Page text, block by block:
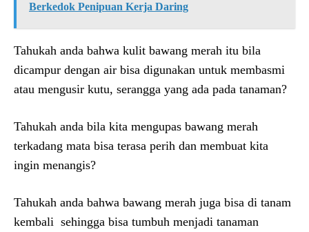
Berkedok Penipuan Kerja Daring
Tahukah anda bahwa kulit bawang merah itu bila
dicampur dengan air bisa digunakan untuk membasmi
atau mengusir kutu, serangga yang ada pada tanaman?
Tahukah anda bila kita mengupas bawang merah
terkadang mata bisa terasa perih dan membuat kita
ingin menangis?
Tahukah anda bahwa bawang merah juga bisa di tanam
kembali sehingga bisa tumbuh menjadi tanaman